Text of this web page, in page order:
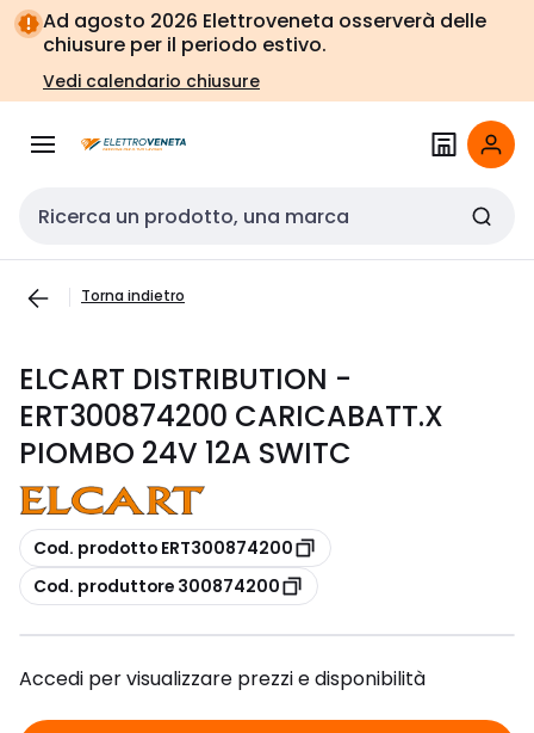
Vai alla
navigazione
Vai
alla
pagina
Ad agosto 2026 Elettroveneta osserverà delle
chiusure per il periodo estivo.
Vedi calendario chiusure
Cerca input
Torna indietro
ELCART DISTRIBUTION -
ERT300874200 CARICABATT.X
PIOMBO 24V 12A SWITC
copia
Cod. prodotto ERT300874200
copia
Cod. produttore 300874200
Accedi per visualizzare prezzi e disponibilità